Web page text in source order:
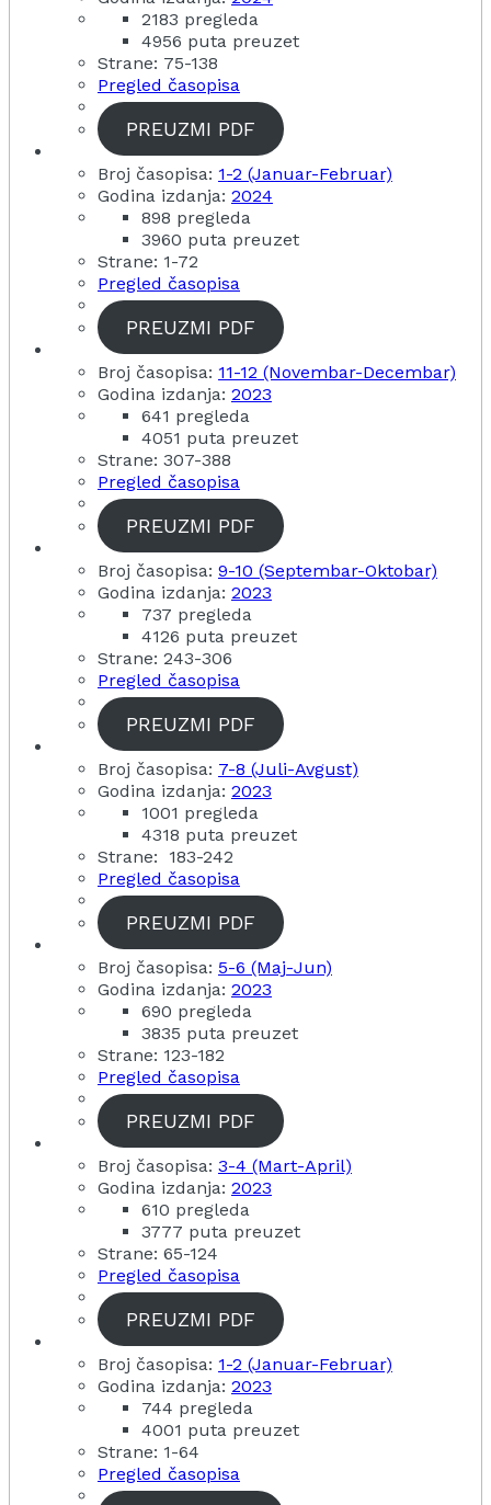
2183 pregleda
4956 puta preuzet
Strane: 75-138
Pregled časopisa
PREUZMI PDF
Broj časopisa: 1-2 (Januar-Februar)
Godina izdanja: 2024
898 pregleda
3960 puta preuzet
Strane: 1-72
Pregled časopisa
PREUZMI PDF
Broj časopisa: 11-12 (Novembar-Decembar)
Godina izdanja: 2023
641 pregleda
4051 puta preuzet
Strane: 307-388
Pregled časopisa
PREUZMI PDF
Broj časopisa: 9-10 (Septembar-Oktobar)
Godina izdanja: 2023
737 pregleda
4126 puta preuzet
Strane: 243-306
Pregled časopisa
PREUZMI PDF
Broj časopisa: 7-8 (Juli-Avgust)
Godina izdanja: 2023
1001 pregleda
4318 puta preuzet
Strane: 183-242
Pregled časopisa
PREUZMI PDF
Broj časopisa: 5-6 (Maj-Jun)
Godina izdanja: 2023
690 pregleda
3835 puta preuzet
Strane: 123-182
Pregled časopisa
PREUZMI PDF
Broj časopisa: 3-4 (Mart-April)
Godina izdanja: 2023
610 pregleda
3777 puta preuzet
Strane: 65-124
Pregled časopisa
PREUZMI PDF
Broj časopisa: 1-2 (Januar-Februar)
Godina izdanja: 2023
744 pregleda
4001 puta preuzet
Strane: 1-64
Pregled časopisa